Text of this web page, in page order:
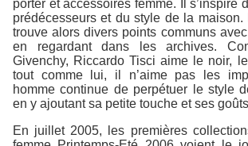
porter et accessoires femme. Il s’inspire
prédécesseurs et du style de la
trouve alors divers points communs
en regardant dans les archives.
Givenchy, Riccardo Tisci aime le noir,
tout comme lui, il n’aime pas les
homme continue de perpétuer le style
en y ajoutant sa petite touche et ses
En juillet 2005, les premières